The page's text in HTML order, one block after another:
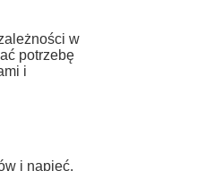
w
potrzebę
i
i napięć.